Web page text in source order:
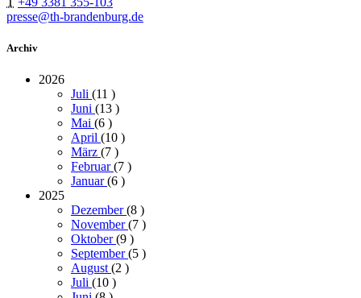
presse@th-brandenburg.de
Archiv
2026
Juli (11 )
Juni (13 )
Mai (6 )
April (10 )
März (7 )
Februar(7 )
Januar(6 )
2025
Dezember(8 )
November(7 )
Oktober(9 )
September(5 )
August(2 )
Juli (10 )